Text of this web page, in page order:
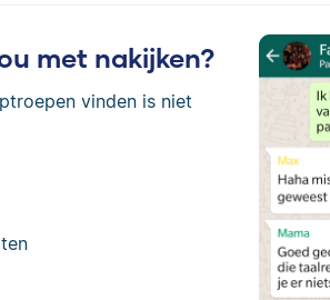
met nakijken?
vinden is niet